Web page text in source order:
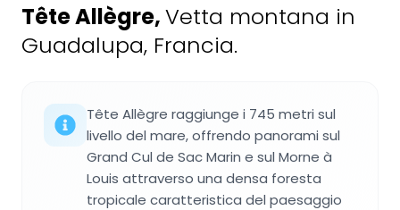
Tête Allègre,Vetta montana in
Guadalupa, Francia.
Tête Allègre raggiunge i 745 metri sul
livello del mare, offrendo panorami sul
Grand Cul de Sac Marin e sul Morne à
Louis attraverso una densa foresta
tropicale caratteristica del paesaggio